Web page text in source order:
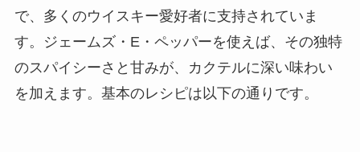
で、多くのウイスキー愛好者に支持されていま
す。ジェームズ・E・ペッパーを使えば、その独特
のスパイシーさと甘みが、カクテルに深い味わい
を加えます。基本のレシピは以下の通りです。